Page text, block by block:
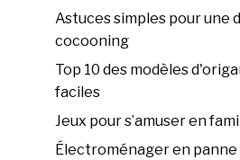
Astuces simples pour une
cocooning
Top 10 des modèles
faciles
Jeux pour s’amuser en
Électroménager en panne